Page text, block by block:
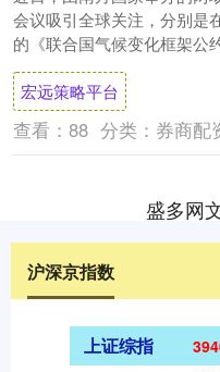
会议吸引全球关注，分别是
的《联合国气候变化框架公
约方大会（COP30）和在南
行的....
宏远策略平台
查看： 88 分类： 券商配
盛多网
沪深京指数
上证综指